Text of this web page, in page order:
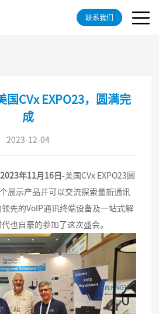
联系我们
国CVx EXPO23，圆满完
成
2023-12-04
年11月16日 -美国CVx EXPO23圆
展示产品并可以交流探索最新通讯
先的VoIP通讯终端设备及一站式解
也自豪的参加了这次盛会。